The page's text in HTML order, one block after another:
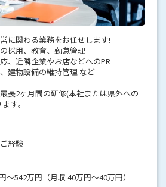
に関わる業務をお任せします!
採用、教育、勤怠管理
、近隣企業やお店などへのPR
建物設備の維持管理 など
長2ヶ月間の研修(本社または県外への
す。
経験
～542万円（月収 40万円～40万円）